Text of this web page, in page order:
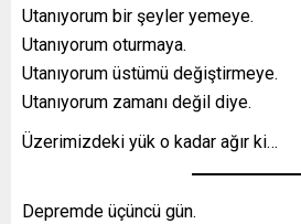
Utanıyorum bir şeyler yemeye.
Utanıyorum oturmaya.
Utanıyorum üstümü değiştirmeye.
Utanıyorum zamanı değil diye.
Üzerimizdeki yük o kadar ağır ki…
Depremde üçüncü gün.